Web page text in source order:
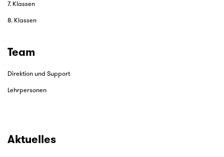
7. Klassen
8. Klassen
Team
Direktion und Support
Lehrpersonen
Aktuelles